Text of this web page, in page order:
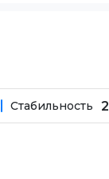
Стабильность 2